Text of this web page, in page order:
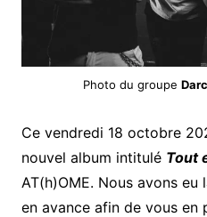
Photo du groupe
Ce vendredi 18 octobre
nouvel album intitulé Tout
AT(h)OME. Nous avons
en avance afin de vous en